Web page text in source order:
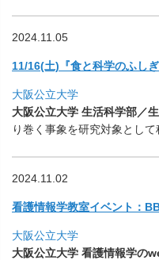
2024.11.05
11/16(土)『食と科学のふし
大阪公立大学
大阪公立大学 生活科学部／
り巻く事象を研究対象とし
2024.11.02
看護情報学教室イベント：
大阪公立大学
大阪公立大学 看護情報学の